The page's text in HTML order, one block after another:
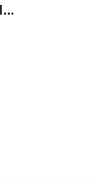
Kadın Deri Ceket Modelleri Yeni Sezon